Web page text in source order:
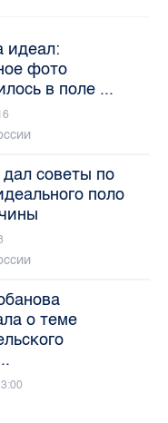
идеал:
фото
в поле ...
советы по
поло
о теме